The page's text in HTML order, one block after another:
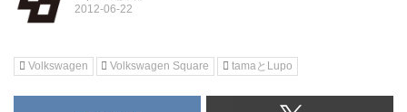
Volkswagen Volkswagen Square tamaとLupo